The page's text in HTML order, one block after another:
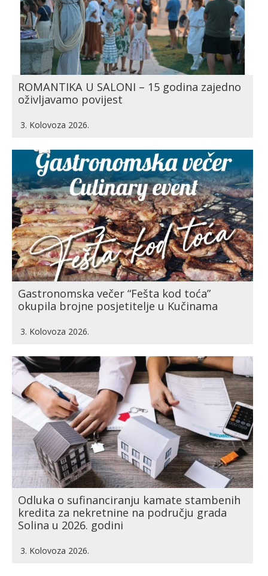
ROMANTIKA U SALONI – 15 godina zajedno
oživljavamo povijest
3. Kolovoza 2026.
Gastronomska večer “Fešta kod toća”
okupila brojne posjetitelje u Kučinama
3. Kolovoza 2026.
Odluka o sufinanciranju kamate stambenih
kredita za nekretnine na području grada
Solina u 2026. godini
3. Kolovoza 2026.